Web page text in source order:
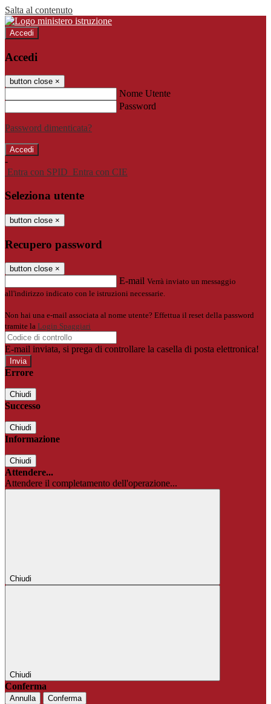
Salta al contenuto
Accedi
Accedi
button close ×
Nome Utente
Password
Password dimenticata?
-
Entra con SPID Entra con CIE
Seleziona utente
button close ×
Recupero password
button close ×
E-mail Verrà inviato un messaggio
all'indirizzo indicato con le istruzioni necessarie.
Non hai una e-mail associata al nome utente? Effettua il reset della password
tramite la Login Spaggiari
E-mail inviata, si prega di controllare la casella di posta elettronica!
Errore
Chiudi
Successo
Chiudi
Informazione
Chiudi
Attendere...
Attendere il completamento dell'operazione...
Chiudi
Chiudi
Conferma
Annulla Conferma